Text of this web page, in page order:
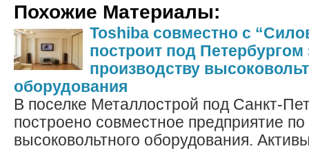
Похожие Материалы:
Toshiba совместно с
построит под Петербургом
производству
оборудования
В поселке Металлострой под Санкт-
построено совместное предприятие по
высоковольтного оборудования.